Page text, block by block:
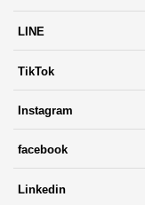
LINE
TikTok
Instagram
facebook
Linkedin